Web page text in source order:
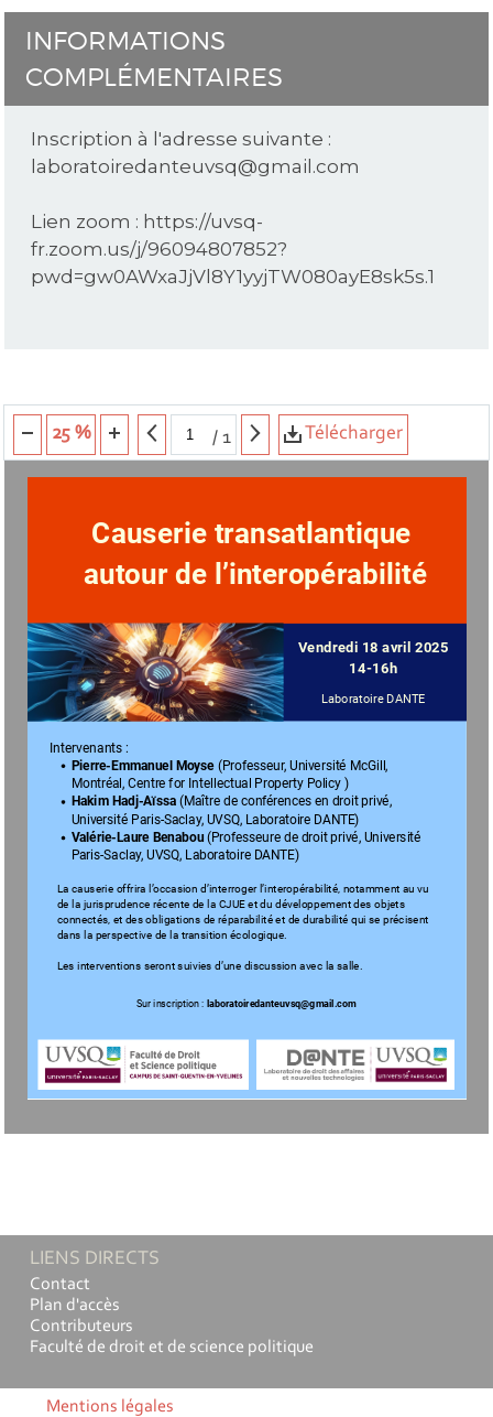
INFORMATIONS
COMPLÉMENTAIRES
Inscription à l'adresse suivante :
laboratoiredanteuvsq@gmail.com
Lien zoom : https://uvsq-
fr.zoom.us/j/96094807852?
pwd=gw0AWxaJjVl8Y1yyjTW080ayE8sk5s.1
25 % /1 Télécharger
Causerie transatlantique
autour de l’interopérabilité
Vendredi 18 avril 2025
14-16h
Laboratoire DANTE
Intervenants :
Pierre-Emmanuel Moyse (Professeur, Université McGill,
Montréal, Centre for Intellectual Property Policy )
Hakim Hadj-Aïssa (Maître de conférences en droit privé,
Université Paris-Saclay, UVSQ, Laboratoire DANTE)
Valérie-Laure Benabou (Professeure de droit privé, Université
Paris-Saclay, UVSQ, Laboratoire DANTE)
La causerie offrira l’occasion d’interroger l’interopérabilité, notamment au vu
de la jurisprudence récente de la CJUE et du développement des objets
connectés, et des obligations de réparabilité et de durabilité qui se précisent
dans la perspective de la transition écologique.
Les interventions seront suivies d’une discussion avec la salle.
Sur inscription : laboratoiredanteuvsq@gmail.com
LIENS DIRECTS
Contact
Plan d'accès
Contributeurs
Faculté de droit et de science politique
Mentions légales